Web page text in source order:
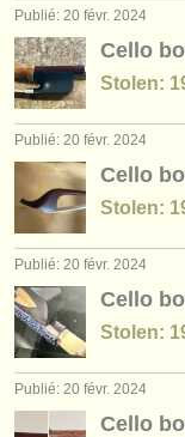
Publié: 20 févr. 2024
Cello
Stolen:
Publié: 20 févr. 2024
Cello
Stolen:
Publié: 20 févr. 2024
Cello
Stolen:
Publié: 20 févr. 2024
Cello